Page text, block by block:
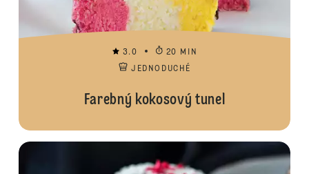
3.0
20 MIN
JEDNODUCHÉ
Farebný kokosový tunel